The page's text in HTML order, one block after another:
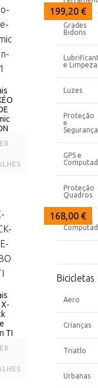
269,00 €
310,00 €
199,20 €
234,00 €
215,00 €
168,00 €
TI
Grades
Bidons
e Limpeza
Luzes
Proteção
e
Segurança
GPS e
Proteção
Quadros
Suportes
Bicicletas
Aero
Crianças
Triatlo
Urbanas